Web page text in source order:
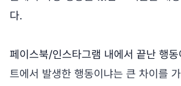
다.
페이스북/인스타그램 내에서 끝난 행동
트에서 발생한 행동이냐는 큰 차이를